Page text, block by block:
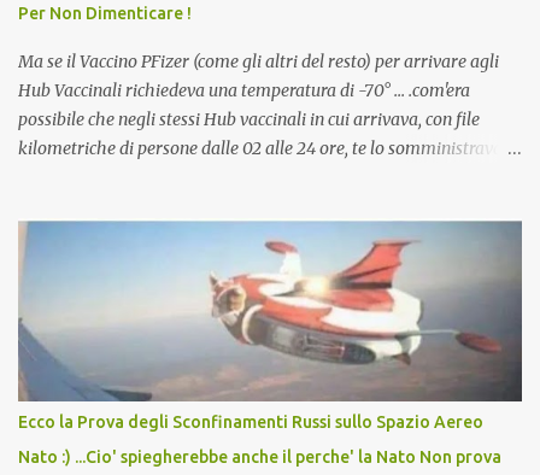
che abbiamo elencato sopra...
Per Non Dimenticare !
Ma se il Vaccino PFizer (come gli altri del resto) per arrivare agli
Hub Vaccinali richiedeva una temperatura di -70° ... .com'era
possibile che negli stessi Hub vaccinali in cui arrivava, con file
kilometriche di persone dalle 02 alle 24 ore, te lo somministravano
Vaccino come: l' Amaro del Capo, era "spettacolare Ghiacciato, ma
andava bene anche, a Temperatura Ambiente"! Riproponiamo
l'articolo per NON Dimenticare!
Ecco la Prova degli Sconfinamenti Russi sullo Spazio Aereo
Nato :) ...Cio' spiegherebbe anche il perche' la Nato Non prova